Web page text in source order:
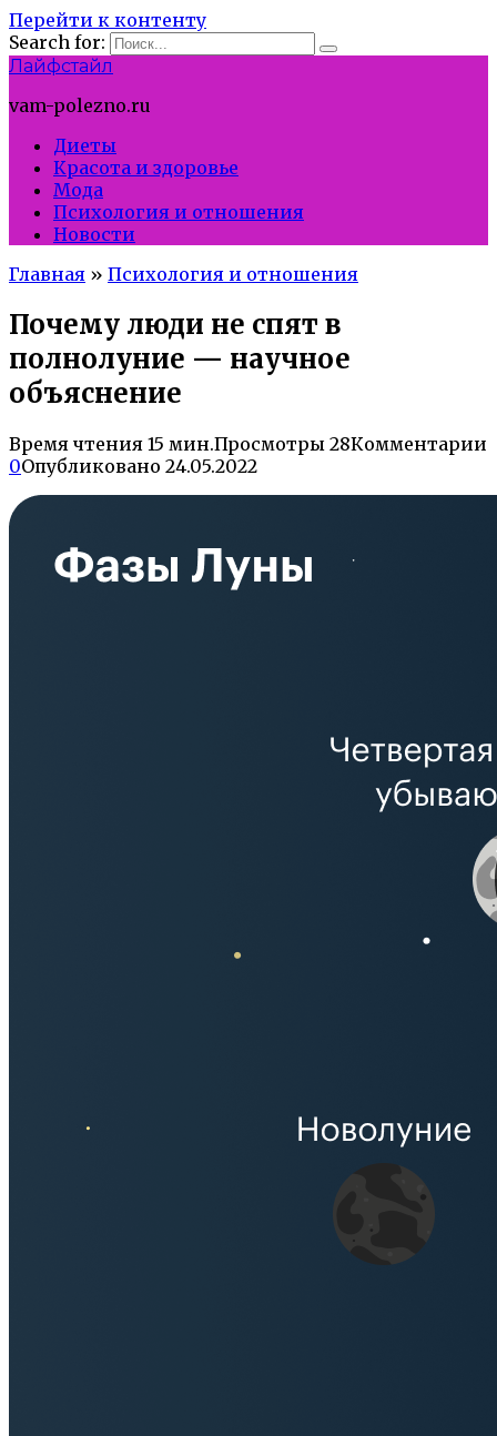
Перейти к контенту
Search for:
Лайфстайл
vam-polezno.ru
Диеты
Красота и здоровье
Мода
Психология и отношения
Новости
Главная » Психология и отношения
Почему люди не спят в
полнолуние — научное
объяснение
Время чтения 15 мин.Просмотры 28Комментарии
0Опубликовано 24.05.2022